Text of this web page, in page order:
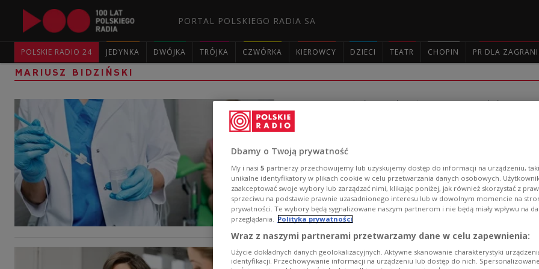
PORTAL POLSKIEGO RADIA SA
POLSKIE RADIO 24 JEDYNKA DWÓJKA TRÓJKA CZWÓRKA KIEROWCY DZIECI TEATR CHOPIN PR DLA
MARIUSZ BIDZIŃSKI
Rak szyjki macicy jest całkowicie
Rak szyjki macicy to bardzo podstępny nowotwór,
charakterystyczne objawy. Jak przyznaje profesor
daje szansę na całkowite wyzdrowienie. Jakie badania
Zobacz więcej na temat:Roman Czejarek rak szyjki macicy
Ważne objawy, które powinny
Dbamy o Twoją prywatność
My i nasi 5 partnerzy przechowujemy lub uzyskujemy dostęp do informacji na urządzeniu,
unikalne identyfikatory w plikach cookie w celu przetwarzania danych osobowych.
zaakceptować swoje wybory lub zarządzać nimi, klikając poniżej, jak również skorzystać z
sprzeciwu na podstawie prawnie uzasadnionego interesu lub w dowolnym momencie na
prywatności. Te wybory będą sygnalizowane naszym partnerom i nie będą miały wpływu na
przeglądania.
Polityka prywatności
Wraz z naszymi partnerami przetwarzamy dane w celu zapewnienia:
Użycie dokładnych danych geolokalizacyjnych. Aktywne skanowanie charakterystyki
identyfikacji. Przechowywanie informacji na urządzeniu lub dostęp do nich.